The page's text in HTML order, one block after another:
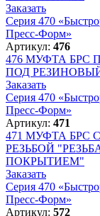
Заказать
Серия 470
Пресс-Форм»
Артикул: 476
476 МУФТА БРС
ПОД
Заказать
Серия 470
Пресс-Форм»
Артикул: 471
471 МУФТА БРС
РЕЗЬБОЙ
ПОКРЫТИЕМ"
Заказать
Серия 470
Пресс-Форм»
Артикул: 572